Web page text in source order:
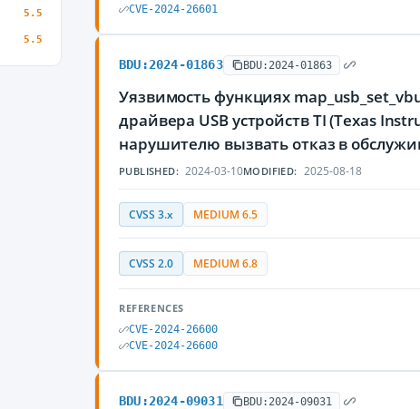
5.5
5.5
CVE-2024-26601
BDU:2024-01863 BDU:2024-01863
Уязвимость функциях
драйвера USB устройств TI (Texas
нарушителю вызвать отказ в
PUBLISHED: 2024-03-10MODIFIED: 2025-08-18
CVSS 3.x MEDIUM 6.5
CVSS 2.0 MEDIUM 6.8
REFERENCES
CVE-2024-26600
CVE-2024-26600
BDU:2024-09031 BDU:2024-09031